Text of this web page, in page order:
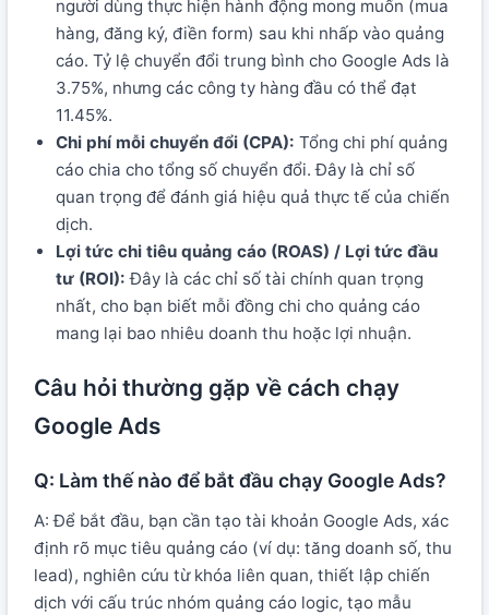
người dùng thực hiện hành động mong muốn (mua
hàng, đăng ký, điền form) sau khi nhấp vào quảng
cáo. Tỷ lệ chuyển đổi trung bình cho Google Ads là
3.75%, nhưng các công ty hàng đầu có thể đạt
11.45%.
Chi phí mỗi chuyển đổi (CPA): Tổng chi phí quảng
cáo chia cho tổng số chuyển đổi. Đây là chỉ số
quan trọng để đánh giá hiệu quả thực tế của chiến
dịch.
Lợi tức chi tiêu quảng cáo (ROAS) / Lợi tức đầu
tư (ROI): Đây là các chỉ số tài chính quan trọng
nhất, cho bạn biết mỗi đồng chi cho quảng cáo
mang lại bao nhiêu doanh thu hoặc lợi nhuận.
Câu hỏi thường gặp về cách chạy
Google Ads
Q: Làm thế nào để bắt đầu chạy Google Ads?
A: Để bắt đầu, bạn cần tạo tài khoản Google Ads, xác
định rõ mục tiêu quảng cáo (ví dụ: tăng doanh số, thu
lead), nghiên cứu từ khóa liên quan, thiết lập chiến
dịch với cấu trúc nhóm quảng cáo logic, tạo mẫu